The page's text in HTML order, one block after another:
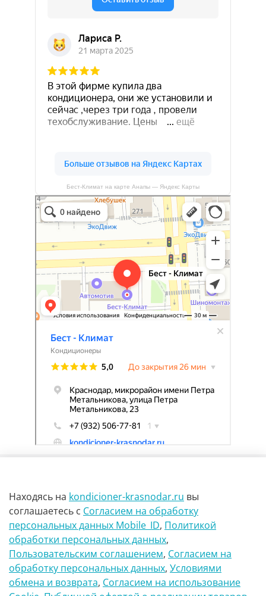
Бест-Климат на карте Анапы — Яндекс Карты
Бест-климат
Кондиционеры в Краснодаре
г Краснодар Ул Петра метальникова 23
8(900)29-888-66
Находясь на kondicioner-krasnodar.ru вы
соглашаетесь с Согласием на обработку
персональных данных Mobile_ID, Политикой
обработки персональных данных,
Пользовательским соглашением, Согласием на
обработку персональных данных, Условиями
обмена и возврата, Согласием на использование